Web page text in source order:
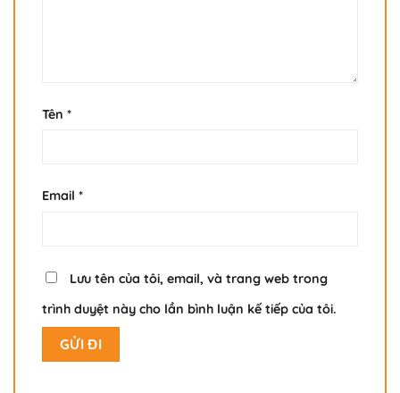
Tên *
Email *
Lưu tên của tôi, email, và trang web trong
trình duyệt này cho lần bình luận kế tiếp của tôi.